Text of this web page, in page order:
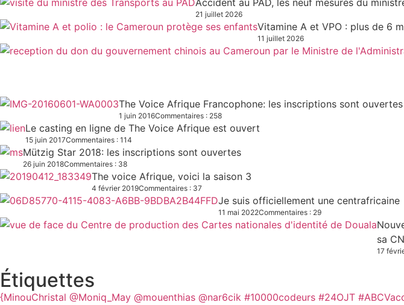
Accident au PAD, les neuf mesures du
21 juillet 2026
Vitamine A et VPO : plus de 6
11 juillet 2026
The Voice Afrique Francophone: les inscriptions sont ouvertes
1 juin 2016Commentaires : 258
Le casting en ligne de The Voice Afrique est ouvert
15 juin 2017Commentaires : 114
Mützig Star 2018: les inscriptions sont ouvertes
26 juin 2018Commentaires : 38
The voice Afrique, voici la saison 3
4 février 2019Commentaires : 37
Je suis officiellement une centrafricaine
11 mai 2022Commentaires : 29
sa
17
Étiquettes
{MinouChristal @Moniq_May @mouenthias @nar6cik #10000codeurs #24OJT